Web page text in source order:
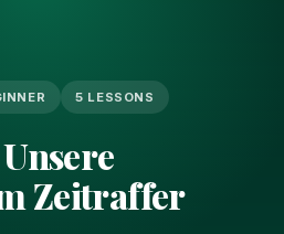
5 LESSONS
Zeitraffer